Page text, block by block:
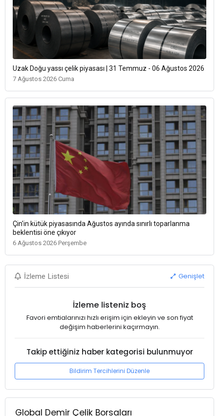
Uzak Doğu yassı çelik piyasası | 31 Temmuz - 06 Ağustos 2026
7 Ağustos 2026 Cuma
Çin'in kütük piyasasında Ağustos ayında sınırlı toparlanma
beklentisi öne çıkıyor
6 Ağustos 2026 Perşembe
İzleme Listesi Genişlet
İzleme listeniz boş
Favori emtialarınızı hızlı erişim için ekleyin ve son fiyat
değişim haberlerini kaçırmayın.
Takip ettiğiniz haber kategorisi bulunmuyor
Bildirim Tercihlerini Düzenle
Global Demir Çelik Borsaları